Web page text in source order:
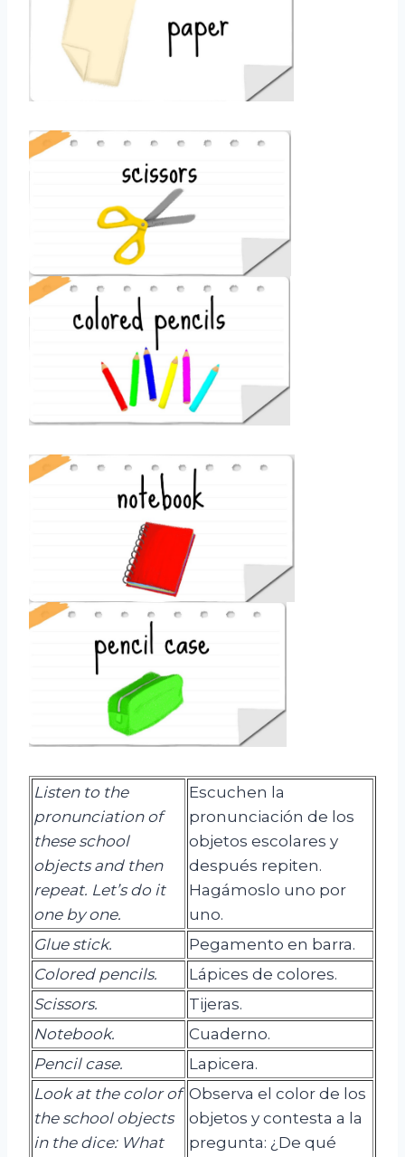
Listen to the
pronunciation of
these school
objects and then
repeat. Let’sdo it
one by one.
Escuchen la
pronunciación de los
objetos escolares y
después repiten.
Hagámoslo uno por
uno.
Glue stick.
Pegamento en barra.
Colored pencils.
Lápices de colores.
Scissors.
Tijeras.
Notebook.
Cuaderno.
Pencilcase.
Lapicera.
Look at the color of
the school objects
in the dice: What
Observa el color de los
objetos y contesta a la
pregunta: ¿De qué